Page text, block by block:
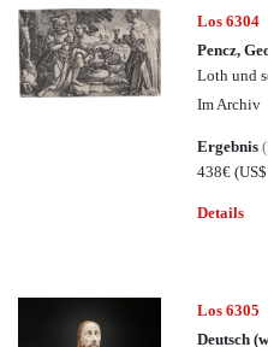
Los 6304
Pencz,
Loth und
Im Archiv
Ergebnis
438€
Details
Los 6305
Deutsch